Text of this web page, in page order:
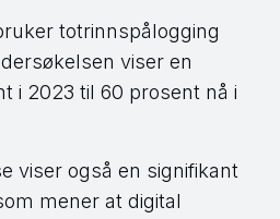
totrinnspålogging
viser en
i 2023 til 60 prosent nå i
viser også en signifikant
mener at digital